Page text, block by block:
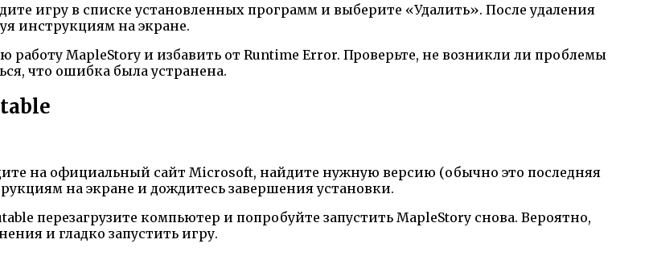
игру в списке установленных программ и выберите «Удалить». После удаления
инструкциям на экране.
MapleStory и избавить от Runtime Error. Проверьте, не возникли ли проблемы
что ошибка была устранена.
на официальный сайт Microsoft, найдите нужную версию (обычно это последняя
на экране и дождитесь завершения установки.
перезагрузите компьютер и попробуйте запустить MapleStory снова. Вероятно,
и гладко запустить игру.